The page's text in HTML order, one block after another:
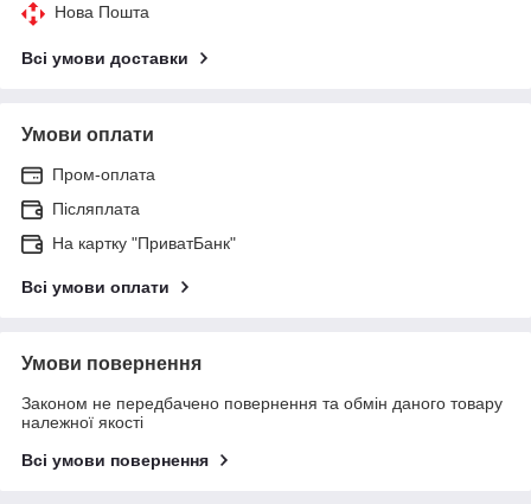
Нова Пошта
Всі умови доставки
Умови оплати
Пром-оплата
Післяплата
На картку "ПриватБанк"
Всі умови оплати
Умови повернення
Законом не передбачено повернення та обмін даного товару
належної якості
Всі умови повернення